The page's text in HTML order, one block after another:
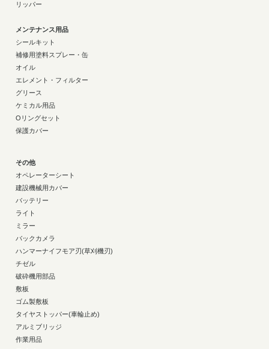
リッパー
メンテナンス用品
シールキット
補修用塗料スプレー・缶
オイル
エレメント・フィルター
グリース
ケミカル用品
Oリングセット
保護カバー
その他
オペレーターシート
建設機械用カバー
バッテリー
ライト
ミラー
バックカメラ
ハンマーナイフモア刃(草刈機刃)
チゼル
破砕機用部品
敷板
ゴム製敷板
タイヤストッパー(車輪止め)
アルミブリッジ
作業用品